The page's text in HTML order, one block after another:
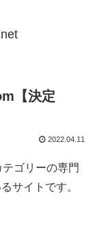
【決定
2022.04.11
ゴリーの専門
サイトです。